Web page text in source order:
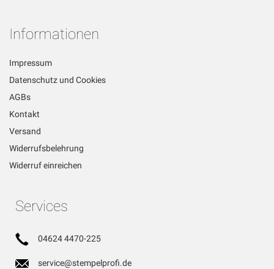
Informationen
Impressum
Datenschutz und Cookies
AGBs
Kontakt
Versand
Widerrufsbelehrung
Widerruf einreichen
Services
04624 4470-225
service@stempelprofi.de